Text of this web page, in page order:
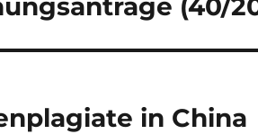
(40/
in China